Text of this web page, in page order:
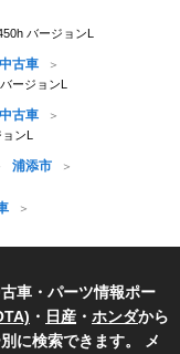
バージョンL
古車
ージョンL
古車
ンL
浦添市
車・パーツ情報ポー
・ 日産 ・ ホンダから
に検索できます。 メ